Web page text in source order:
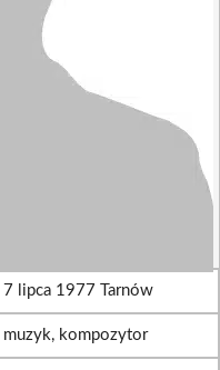
7 lipca 1977 Tarnów
muzyk, kompozytor